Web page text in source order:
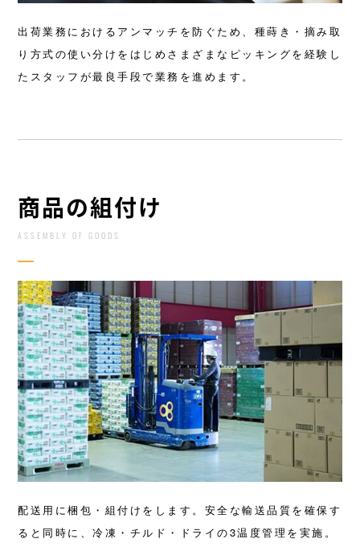
出荷業務におけるアンマッチを防ぐため、種蒔き・摘み取
り方式の使い分けをはじめさまざまなピッキングを経験し
たスタッフが最良手段で業務を進めます。
商品の組付け
ASSEMBLY OF GOODS
配送用に梱包・組付けをします。安全な輸送品質を確保す
ると同時に、冷凍・チルド・ドライの3温度管理を実施。